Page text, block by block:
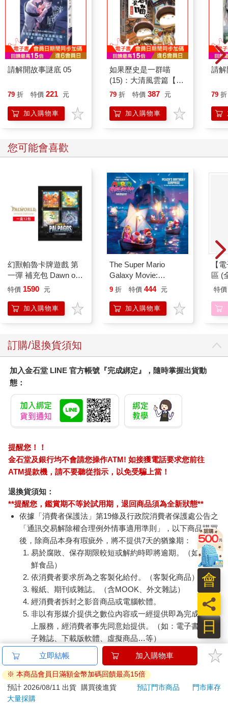
請解開故事謎底 05
79 折 特價 221 元
加入購物車
如果歷史是一群喵
(15)：大清風雲篇【萌
貓漫畫學歷史】
79 折 特價 387 元
加入購物車
請解
79 折
您可能會喜歡
幻獸帕魯卡牌遊戲 第
一彈 補充包 Dawn of
Palpagos（日文版一
特價 1590 元
加入購物車
The Super Mario
Galaxy Movie:
Peach`s Birthday
Mario Galaxy Movie
Storybook
9 折 特價 444 元
加入購物車
【
區 (
特價
訂購/退換貨須知
加入金石堂 LINE 官方帳號『完成綁定』，隨時掌握出貨動
態：
提醒您！！
金石堂及銀行均不會請您操作ATM! 如接獲電話要求您前往
ATM提款機，請不要聽從指示，以免受騙上當！
退換貨須知：
**提醒您，鑑賞期不等於試用期，退回商品須為全新狀態**
依據「消費者保護法」第19條及行政院消費者保護處公告之
「通訊交易解除權合理例外情事適用準則」，以下商品購買
後，除商品本身有瑕疵外，將不提供7天的猶豫期：
易於腐敗、保存期限較短或解約時即將逾期。（如：生
鮮食品）
依消費者要求所為之客製化給付。（客製化商品）
報紙、期刊或雜誌。（含MOOK、外文雜誌）
經消費者拆封之影音商品或電腦軟體。
非以有形媒介提供之數位內容或一經提供即為完成之線
上服務，經消費者事先同意始提供。（如：電子書、電
子雜誌、下載版軟體、虛擬商品…等）
已拆封之個人衛生用品。（如：內衣褲、刮鬍刀、除毛
若非上列種類商品，均享有到貨7天的猶豫期（含例假
日）。
辦理退換貨時，商品（組合商品恕無法接受單獨退貨）必須
立即結帳 加入購物車
※ 本商品會員日滿額金幣加碼回饋最高15倍
預計 2026/08/11 出貨
購買後進貨 預訂門市商品
門市庫存
大量採購
日
員
會